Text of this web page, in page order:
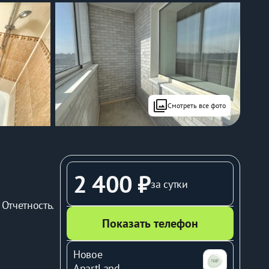
filterСмотреть все фото
2 400 ₽за сутки
Показать телефон
Новое